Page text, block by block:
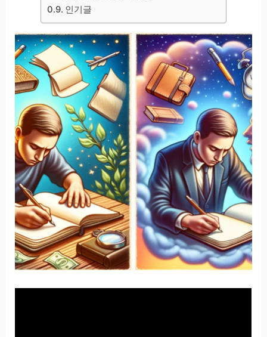
인기글